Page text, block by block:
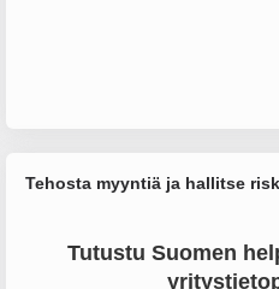
Tehosta myyntiä ja hallitse
Tutustu Suomen